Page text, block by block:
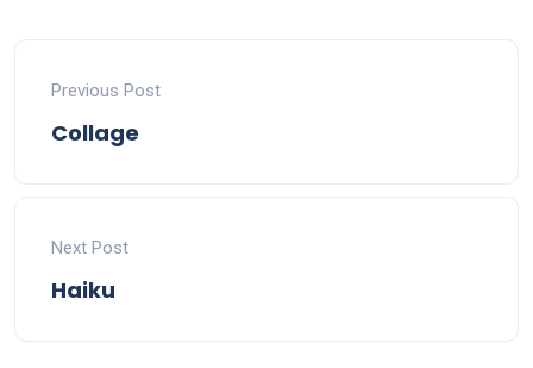
Previous Post
Collage
Next Post
Haiku